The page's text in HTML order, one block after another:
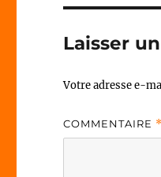
Laisser
Votre adresse e-
COMMENTAIRE *